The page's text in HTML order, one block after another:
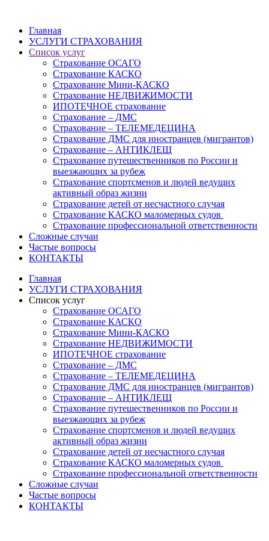
Главная
УСЛУГИ СТРАХОВАНИЯ
Список услуг
Страхование ОСАГО
Страхование КАСКО
Страхование Мини-КАСКО
Страхование НЕДВИЖИМОСТИ
ИПОТЕЧНОЕ страхование
Страхование – ДМС
Страхование – ТЕЛЕМЕДЕЦИНА
Страхование ДМС для иностранцев (мигрантов)
Страхование – АНТИКЛЕЩ
Страхование путешественников по России и
выезжающих за рубеж
Страхование спортсменов и людей ведущих
активный образ жизни
Страхование детей от несчастного случая
Страхование КАСКО маломерных судов
Страхование профессиональной ответственности
Сложные случаи
Частые вопросы
КОНТАКТЫ
Главная
УСЛУГИ СТРАХОВАНИЯ
Список услуг
Страхование ОСАГО
Страхование КАСКО
Страхование Мини-КАСКО
Страхование НЕДВИЖИМОСТИ
ИПОТЕЧНОЕ страхование
Страхование – ДМС
Страхование – ТЕЛЕМЕДЕЦИНА
Страхование ДМС для иностранцев (мигрантов)
Страхование – АНТИКЛЕЩ
Страхование путешественников по России и
выезжающих за рубеж
Страхование спортсменов и людей ведущих
активный образ жизни
Страхование детей от несчастного случая
Страхование КАСКО маломерных судов
Страхование профессиональной ответственности
Сложные случаи
Частые вопросы
КОНТАКТЫ